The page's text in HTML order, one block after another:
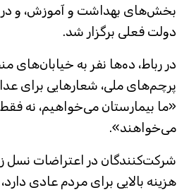
بخش‌های بهداشت و آموزش، و در
دولت فعلی برگزار شد.
در رباط، ده‌ها نفر به خیابان‌های
پرچم‌های ملی، شعارهایی برای
«ما بیمارستان می‌خواهیم، ​​نه
می‌خواهند».
شرکت‌کنندگان در اعتراضات نسل
هزینه بالایی برای مردم عادی